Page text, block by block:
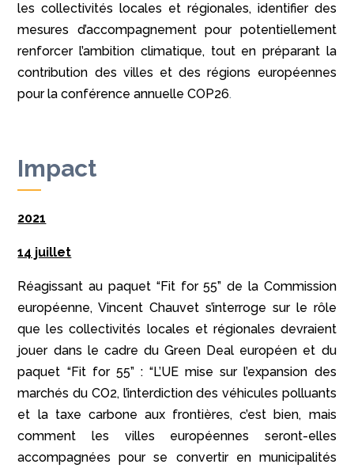
les collectivités locales et régionales, identifier des
mesures d’accompagnement pour potentiellement
renforcer l’ambition climatique, tout en préparant la
contribution des villes et des régions européennes
pour la conférence annuelle COP26.
Impact
2021
14 juillet
Réagissant au paquet “Fit for 55” de la Commission
européenne, Vincent Chauvet s’interroge sur le rôle
que les collectivités locales et régionales devraient
jouer dans le cadre du Green Deal européen et du
paquet “Fit for 55” : “L’UE mise sur l’expansion des
marchés du CO2, l’interdiction des véhicules polluants
et la taxe carbone aux frontières, c’est bien, mais
comment les villes européennes seront-elles
accompagnées pour se convertir en municipalités